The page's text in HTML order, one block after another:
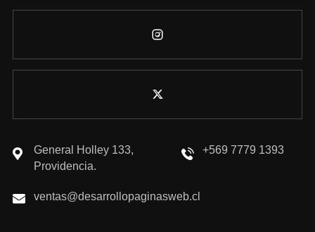
General Holley 133,
Providencia.
+569 7779 1393
ventas@desarrollopaginasweb.cl